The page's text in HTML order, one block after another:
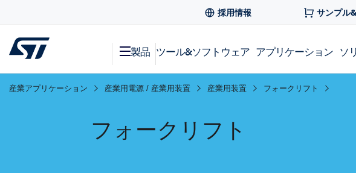
採用情報 サンプル
製品 ツール&ソフトウェア アプリケーション ソ
産業アプリケーション 産業用電源 / 産業用装置 産業用装置 フォークリフト
フォークリフト